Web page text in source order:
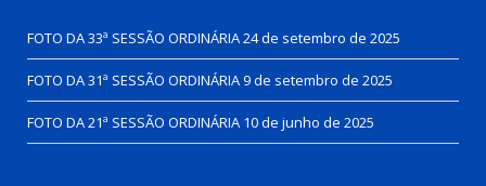
FOTO DA 33ª SESSÃO ORDINÁRIA24 de setembro de 2025
FOTO DA 31ª SESSÃO ORDINÁRIA9 de setembro de 2025
FOTO DA 21ª SESSÃO ORDINÁRIA 10 de junho de 2025